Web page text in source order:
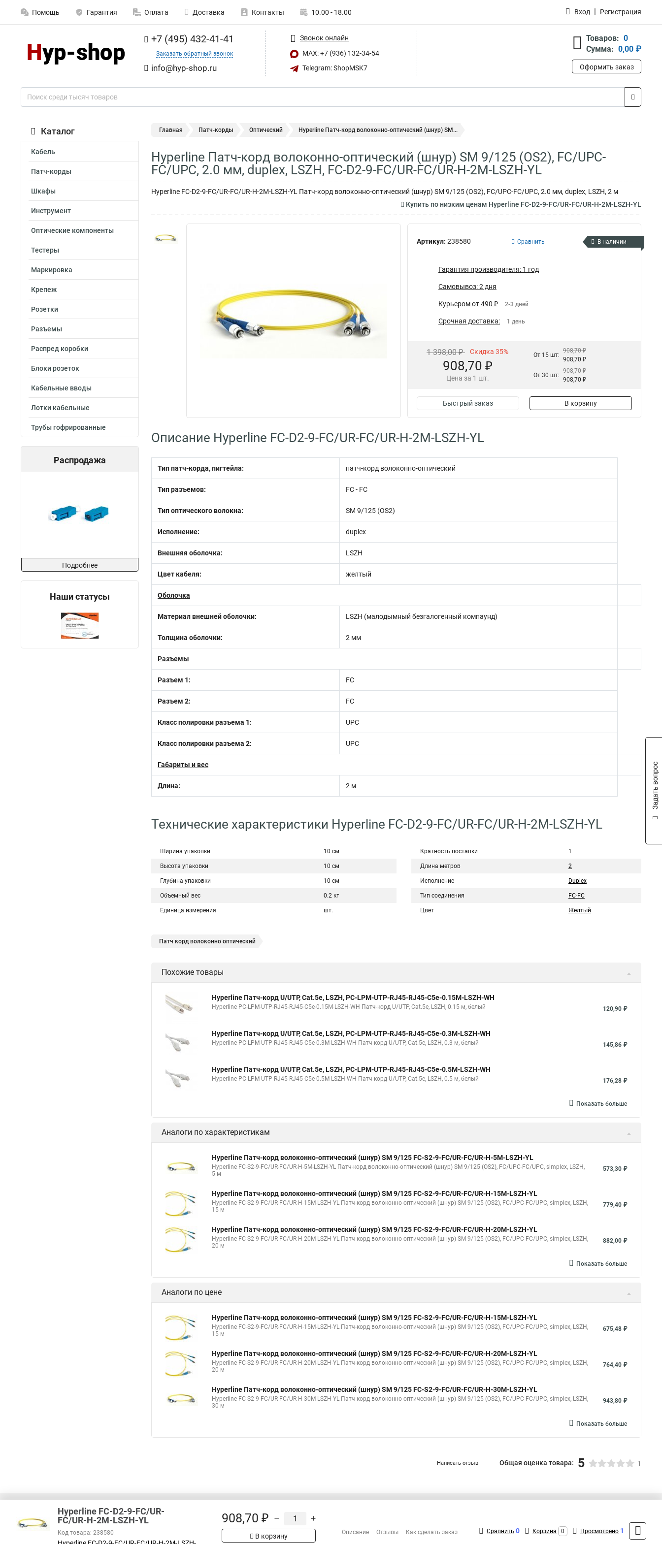
Помощь Гарантия Оплата Доставка Контакты 10.00 - 18.00 Вход Регистрация
+7 (495) 432-41-41
Заказать обратный звонок
info@hyp-shop.ru
Звонок онлайн
MAX: +7 (936) 132-34-54
Telegram: ShopMSK7
Товаров: 0
Сумма: 0,00 ₽
Оформить заказ
Каталог
Кабель
Патч-корды
Шкафы
Инструмент
Оптические компоненты
Тестеры
Маркировка
Крепеж
Розетки
Разъемы
Распред коробки
Блоки розеток
Кабельные вводы
Лотки кабельные
Трубы гофрированные
Распродажа
Подробнее
Наши статусы
Главная Патч-корды Оптический Hyperline Патч-корд волоконно-оптический (шнур) SM...
Hyperline Патч-корд волоконно-оптический (шнур) SM 9/125 (OS2), FC/UPC-
FC/UPC, 2.0 мм, duplex, LSZH, FC-D2-9-FC/UR-FC/UR-H-2M-LSZH-YL
Hyperline FC-D2-9-FC/UR-FC/UR-H-2M-LSZH-YL Патч-корд волоконно-оптический (шнур) SM 9/125 (OS2), FC/UPC-FC/UPC, 2.0 мм, duplex, LSZH, 2 м
Купить по низким ценам Hyperline FC-D2-9-FC/UR-FC/UR-H-2M-LSZH-YL
Артикул: 238580 Сравнить В наличии
Гарантия производителя: 1 год
Самовывоз: 2 дня
Курьером от 490 ₽ 2-3 дней
Срочная доставка: 1 день
1 398,00 ₽ Скидка 35%
908,70 ₽
Цена за 1 шт.
От 15 шт:
908,70 ₽
908,70 ₽
От 30 шт:
908,70 ₽
908,70 ₽
Быстрый заказ В корзину
Описание Hyperline FC-D2-9-FC/UR-FC/UR-H-2M-LSZH-YL
Тип патч-корда, пигтейла: патч-корд волоконно-оптический
Тип разъемов: FC - FC
Тип оптического волокна: SM 9/125 (OS2)
Исполнение: duplex
Внешняя оболочка: LSZH
Цвет кабеля: желтый
Оболочка
Материал внешней оболочки: LSZH (малодымный безгалогенный компаунд)
Толщина оболочки: 2 мм
Разъемы
Разъем 1: FC
Разъем 2: FC
Класс полировки разъема 1: UPC
Класс полировки разъема 2: UPC
Габариты и вес
Длина: 2 м
Технические характеристики Hyperline FC-D2-9-FC/UR-FC/UR-H-2M-LSZH-YL
Ширина упаковки 10 см
Высота упаковки 10 см
Глубина упаковки 10 см
Объемный вес 0.2 кг
Единица измерения шт.
Кратность поставки 1
Длина метров 2
Исполнение Duplex
Тип соединения FC-FC
Цвет Желтый
Патч корд волоконно оптический
Похожие товары
Hyperline Патч-корд U/UTP, Cat.5е, LSZH, PC-LPM-UTP-RJ45-RJ45-C5e-0.15M-LSZH-WH
Hyperline PC-LPM-UTP-RJ45-RJ45-C5e-0.15M-LSZH-WH Патч-корд U/UTP, Cat.5е, LSZH, 0.15 м, белый 120,90 ₽
Hyperline Патч-корд U/UTP, Cat.5е, LSZH, PC-LPM-UTP-RJ45-RJ45-C5e-0.3M-LSZH-WH
Hyperline PC-LPM-UTP-RJ45-RJ45-C5e-0.3M-LSZH-WH Патч-корд U/UTP, Cat.5е, LSZH, 0.3 м, белый 145,86 ₽
Hyperline Патч-корд U/UTP, Cat.5e, LSZH, PC-LPM-UTP-RJ45-RJ45-C5e-0.5M-LSZH-WH
Hyperline PC-LPM-UTP-RJ45-RJ45-C5e-0.5M-LSZH-WH Патч-корд U/UTP, Cat.5e, LSZH, 0.5 м, белый 176,28 ₽
Показать больше
Аналоги по характеристикам
Hyperline Патч-корд волоконно-оптический (шнур) SM 9/125 FC-S2-9-FC/UR-FC/UR-H-5M-LSZH-YL
Hyperline FC-S2-9-FC/UR-FC/UR-H-5M-LSZH-YL Патч-корд волоконно-оптический (шнур) SM 9/125 (OS2), FC/UPC-FC/UPC, simplex, LSZH,
5 м
573,30 ₽
Hyperline Патч-корд волоконно-оптический (шнур) SM 9/125 FC-S2-9-FC/UR-FC/UR-H-15M-LSZH-YL
Hyperline FC-S2-9-FC/UR-FC/UR-H-15M-LSZH-YL Патч-корд волоконно-оптический (шнур) SM 9/125 (OS2), FC/UPC-FC/UPC, simplex, LSZH,
15 м
779,40 ₽
Hyperline Патч-корд волоконно-оптический (шнур) SM 9/125 FC-S2-9-FC/UR-FC/UR-H-20M-LSZH-YL
Hyperline FC-S2-9-FC/UR-FC/UR-H-20M-LSZH-YL Патч-корд волоконно-оптический (шнур) SM 9/125 (OS2), FC/UPC-FC/UPC, simplex, LSZH,
20 м
882,00 ₽
Показать больше
Аналоги по цене
Hyperline Патч-корд волоконно-оптический (шнур) SM 9/125 FC-S2-9-FC/UR-FC/UR-H-15M-LSZH-YL
Hyperline FC-S2-9-FC/UR-FC/UR-H-15M-LSZH-YL Патч-корд волоконно-оптический (шнур) SM 9/125 (OS2), FC/UPC-FC/UPC, simplex, LSZH,
15 м
675,48 ₽
Hyperline Патч-корд волоконно-оптический (шнур) SM 9/125 FC-S2-9-FC/UR-FC/UR-H-20M-LSZH-YL
Hyperline FC-S2-9-FC/UR-FC/UR-H-20M-LSZH-YL Патч-корд волоконно-оптический (шнур) SM 9/125 (OS2), FC/UPC-FC/UPC, simplex, LSZH,
20 м
764,40 ₽
Hyperline Патч-корд волоконно-оптический (шнур) SM 9/125 FC-S2-9-FC/UR-FC/UR-H-30M-LSZH-YL
Hyperline FC-S2-9-FC/UR-FC/UR-H-30M-LSZH-YL Патч-корд волоконно-оптический (шнур) SM 9/125 (OS2), FC/UPC-FC/UPC, simplex, LSZH,
30 м
943,80 ₽
Показать больше
Написать отзыв Общая оценка товара: 5 1
В соответствии с пунктом 2 статьи 437 ГК РФ, вся информация о товарах на сайте имеет
Сотрудничество
MAX: +7 (936) 132-34-54
Hyperline FC-D2-9-FC/UR-
FC/UR-H-2M-LSZH-YL
Код товара: 238580
908,70 ₽ – +
В корзину
Описание Отзывы Как сделать заказ Сравнить 0 Корзина 0 Просмотрено 1
Задать вопрос